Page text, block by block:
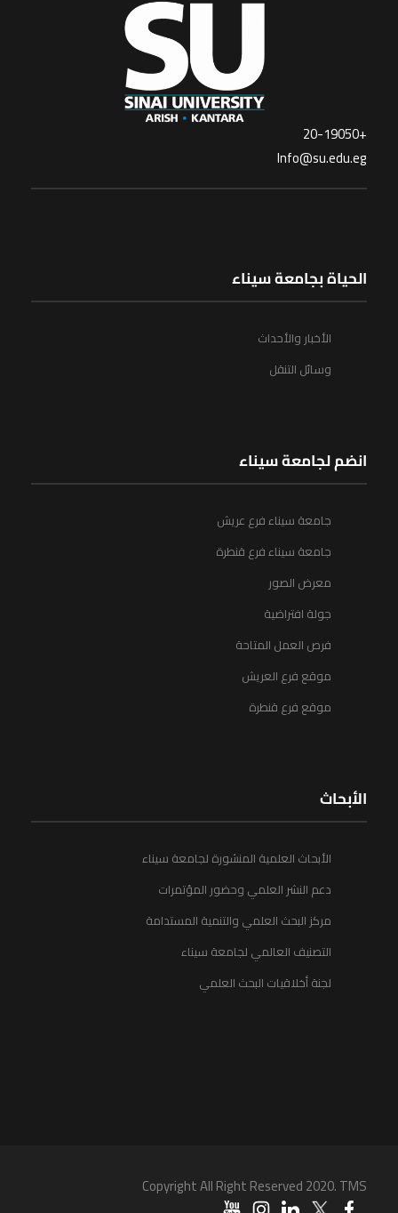
+20-19050
Info@su.edu.eg
الحياة بجامعة سيناء
الأخبار والأحداث
وسائل التنقل
انضم لجامعة سيناء
جامعة سيناء فرع عريش
جامعة سيناء فرع قنطرة
معرض الصور
جولة افتراضية
فرص العمل المتاحة
موقع فرع العريش
موقع فرع قنطرة
الأبحاث
الأبحاث العلمية المنشورة لجامعة سيناء
دعم النشر العلمي وحضور المؤتمرات
مركز البحث العلمي والتنمية المستدامة
التصنيف العالمي لجامعة سيناء
لجنة أخلاقيات البحث العلمي
Copyright All Right Reserved 2020. TMS